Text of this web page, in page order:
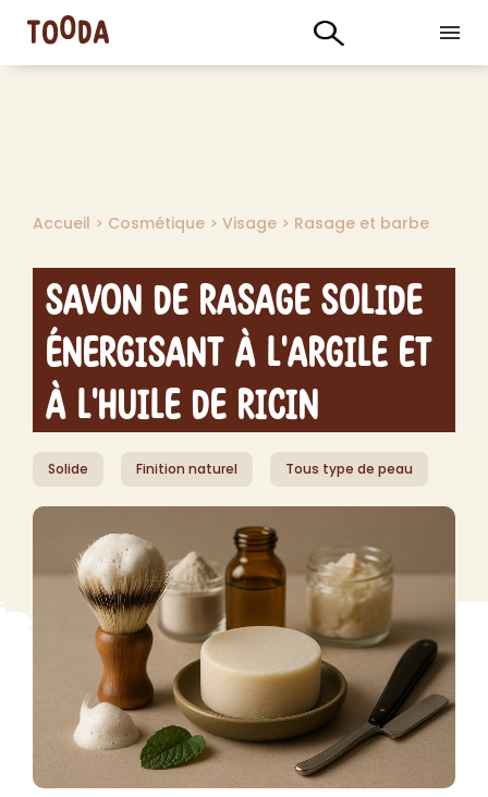
Accueil > Cosmétique > Visage > Rasage et barbe
Savon de Rasage Solide
Énergisant à l'Argile et
à l'Huile de Ricin
Solide Finition naturel Tous type de peau